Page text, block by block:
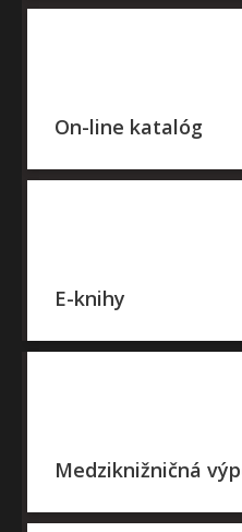
On-line katalóg
E-knihy
Medziknižničná